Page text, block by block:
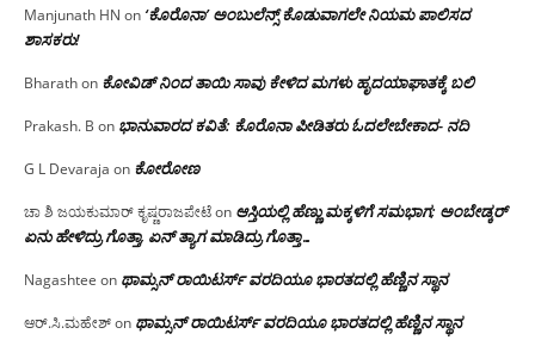
Manjunath HN on ‘ಕೊರೊನಾ’ ಅಂಬುಲೆನ್ಸ್ ಕೊಡುವಾಗಲೇ ನಿಯಮ ಪಾಲಿಸದ
ಶಾಸಕರು!
Bharathon ಕೋವಿಡ್ ನಿಂದ ತಾಯಿ ಸಾವು ಕೇಳಿದ ಮಗಳು ಹೃದಯಾಘಾತಕ್ಕೆ ಬಲಿ
Prakash. B on ಭಾನುವಾರದ ಕವಿತೆ: ಕೊರೊನಾ ಪೀಡಿತರು ಓದಲೇಬೇಕಾದ- ನದಿ
G L Devaraja on ಕೋರೋಣ
ಚಾ ಶಿ ಜಯಕುಮಾರ್ ಕೃಷ್ಣರಾಜಪೇಟೆon ಆಸ್ತಿಯಲ್ಲಿ ಹೆಣ್ಣು ಮಕ್ಕಳಿಗೆ ಸಮಭಾಗ; ಅಂಬೇಡ್ಕರ್
ಏನು ಹೇಳಿದ್ರು ಗೊತ್ತಾ, ಏನ್ ತ್ಯಾಗ ಮಾಡಿದ್ರು ಗೊತ್ತಾ…
Nagashtee on ಥಾಮ್ಸನ್ ರಾಯಿಟರ್ಸ್ ವರದಿಯೂ ಭಾರತದಲ್ಲಿ ಹೆಣ್ಣಿನ ಸ್ಥಾನ‌
ಆರ್.ಸಿ.ಮಹೇಶ್on ಥಾಮ್ಸನ್ ರಾಯಿಟರ್ಸ್ ವರದಿಯೂ ಭಾರತದಲ್ಲಿ ಹೆಣ್ಣಿನ ಸ್ಥಾನ‌